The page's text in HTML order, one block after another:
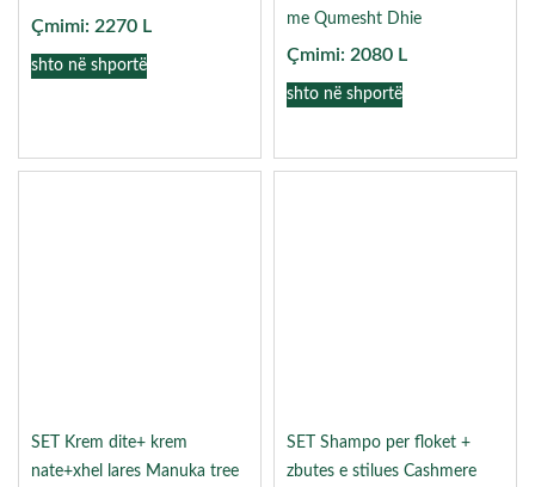
Çmimi: 2270 L
shto në shportë
me Qumesht Dhie
Çmimi: 2080 L
shto në shportë
SET Krem dite+ krem
nate+xhel lares Manuka tree
SET Shampo per floket +
zbutes e stilues Cashmere